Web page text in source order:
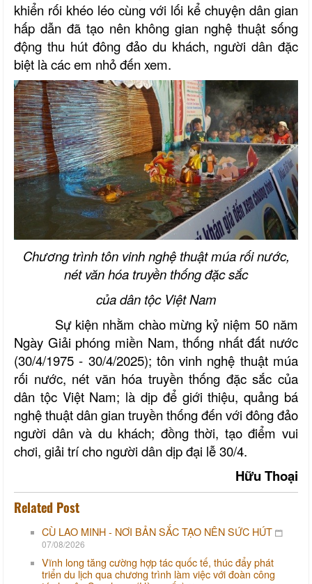
khiển rối khéo léo cùng với lối kể chuyện dân gian
hấp dẫn đã tạo nên không gian nghệ thuật sống
động thu hút đông đảo du khách, người dân đặc
biệt là các em nhỏ đến xem.
Chương trình tôn vinh nghệ thuật múa rối nước,
nét văn hóa truyền thống đặc sắc
của dân tộc Việt Nam
Sự kiện nhằm chào mừng kỷ niệm 50 năm
Ngày Giải phóng miền Nam, thống nhất đất nước
(30/4/1975 - 30/4/2025); tôn vinh nghệ thuật múa
rối nước, nét văn hóa truyền thống đặc sắc của
dân tộc Việt Nam; là dịp để giới thiệu, quảng bá
nghệ thuật dân gian truyền thống đến với đông đảo
người dân và du khách; đồng thời, tạo điểm vui
chơi, giải trí cho người dân dịp đại lễ 30/4.
Hữu Thoại
Related Post
CÙ LAO MINH - NƠI BẢN SẮC TẠO NÊN SỨC HÚT
07/08/2026
Vĩnh long tăng cường hợp tác quốc tế, thúc đẩy phát
triển du lịch qua chương trình làm việc với đoàn công